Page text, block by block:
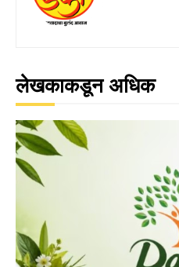
लेखकाकडून अधिक